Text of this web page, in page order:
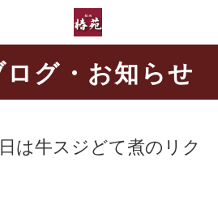
ログ・お知らせ
は牛スジどて煮のリク